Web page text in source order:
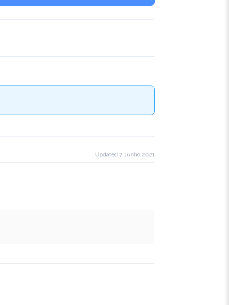
Updated 7 Junho 2021